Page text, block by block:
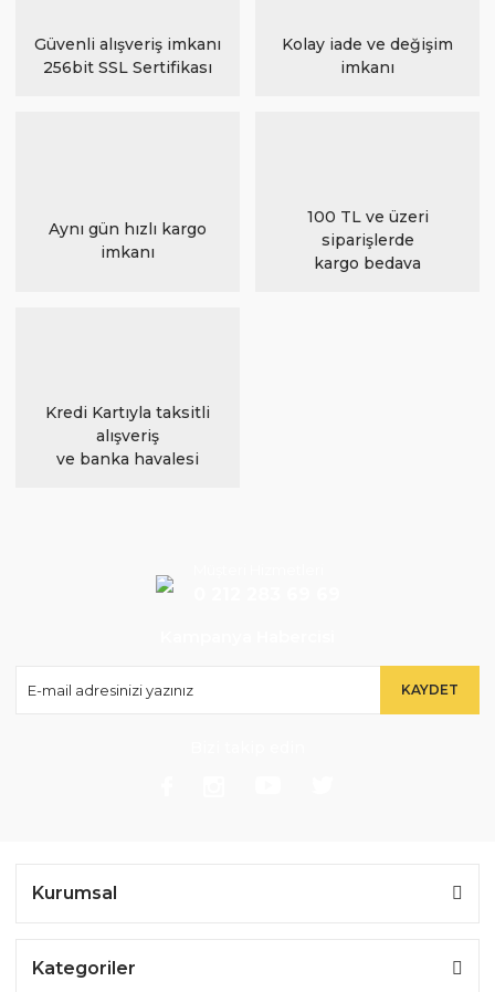
Güvenli alışveriş imkanı
256bit SSL Sertifikası
Kolay iade ve değişim
imkanı
Aynı gün hızlı kargo
imkanı
100 TL ve üzeri
siparişlerde
kargo bedava
Kredi Kartıyla taksitli
alışveriş
ve banka havalesi
KAYDET
Kurumsal
Kategoriler